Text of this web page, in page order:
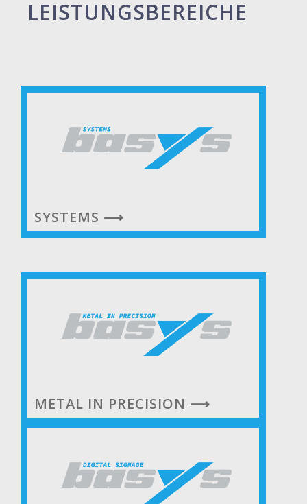
LEISTUNGSBEREICHE
SYSTEMS ⟶
METAL IN PRECISION ⟶